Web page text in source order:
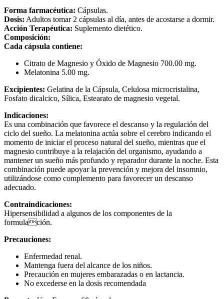
Forma farmacéutica: Cápsulas.
Dosis: Adultos tomar 2 cápsulas al día, antes de acostarse a dormir.
Acción Terapéutica: Suplemento dietético.
Composición:
Cada cápsula contiene:
Citrato de Magnesio y Óxido de Magnesio 700.00 mg.
Melatonina 5.00 mg.
Excipientes: Gelatina de la Cápsula, Celulosa microcristalina,
Fosfato dicalcico, Sílica, Estearato de magnesio vegetal.
Indicaciones:
Es una combinación que favorece el descanso y la regulación del
ciclo del sueño. La melatonina actúa sobre el cerebro indicando el
momento de iniciar el proceso natural del sueño, mientras que el
magnesio contribuye a la relajación del organismo, ayudando a
mantener un sueño más profundo y reparador durante la noche. Esta
combinación puede apoyar la prevención y mejora del insomnio,
utilizándose como complemento para favorecer un descanso
adecuado.
Contraindicaciones:
Hipersensibilidad a algunos de los componentes de la
formulación.
Precauciones:
Enfermedad renal.
Mantenga fuera del alcance de los niños.
Precaución en mujeres embarazadas o en lactancia.
No excederse en la dosis recomendada